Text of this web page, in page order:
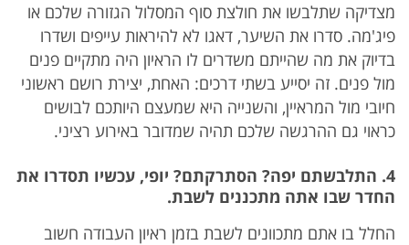
מצדיקה שתלבשו את חולצת סוף המסלול הגזורה שלכם או
פיג'מה. סדרו את השיער, דאגו לא להיראות עייפים ושדרו
בדיוק את מה שהייתם משדרים לו הראיון היה מתקיים פנים
מול פנים. זה יסייע בשתי דרכים: האחת, יצירת רושם ראשוני
חיובי מול המראיין, והשנייה היא שמעצם היותכם לבושים
כראוי גם ההרגשה שלכם תהיה שמדובר באירוע רציני.
4. התלבשתם יפה? הסתרקתם? יופי, עכשיו תסדרו את
החדר שבו אתה מתכננים לשבת.
החלל בו אתם מתכוונים לשבת בזמן ראיון העבודה חשוב